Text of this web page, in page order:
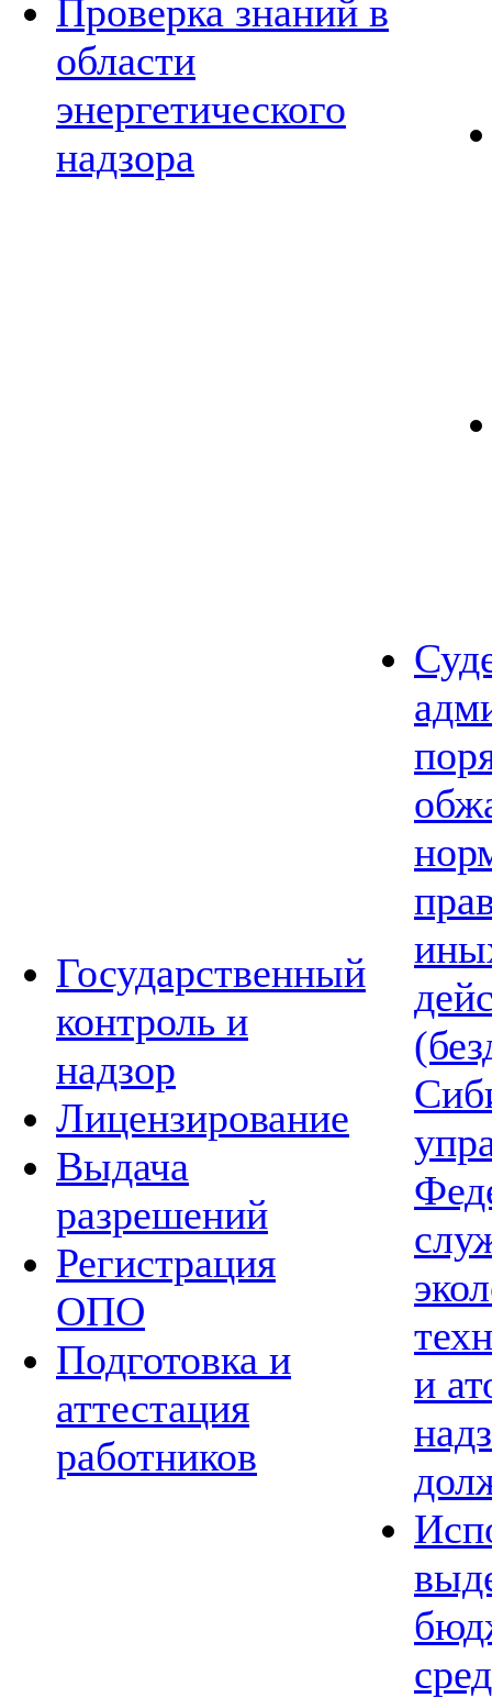
Проверка знаний в
области
энергетического
надзора
Государственный
контроль и
надзор
Лицензирование
Выдача
разрешений
Регистрация
ОПО
Подготовка и
аттестация
работников
и